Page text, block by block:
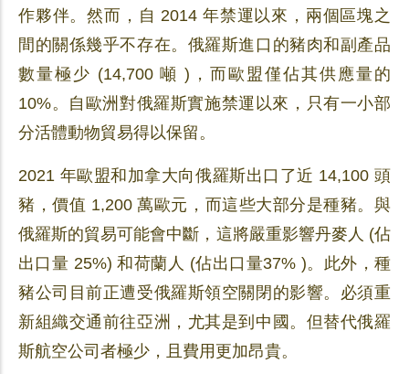
作夥伴。然而，自 2014 年禁運以來，兩個區塊之
間的關係幾乎不存在。俄羅斯進口的豬肉和副產品
數量極少 (14,700 噸 )，而歐盟僅佔其供應量的
10%。自歐洲對俄羅斯實施禁運以來，只有一小部
分活體動物貿易得以保留。
2021 年歐盟和加拿大向俄羅斯出口了近 14,100 頭
豬，價值 1,200 萬歐元，而這些大部分是種豬。與
俄羅斯的貿易可能會中斷，這將嚴重影響丹麥人 (佔
出口量 25%) 和荷蘭人 (佔出口量37% )。此外，種
豬公司目前正遭受俄羅斯領空關閉的影響。必須重
新組織交通前往亞洲，尤其是到中國。但替代俄羅
斯航空公司者極少，且費用更加昂貴。